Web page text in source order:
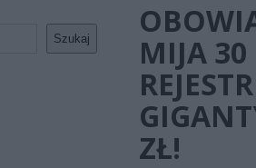
Szukaj
MIJA
ZŁ!